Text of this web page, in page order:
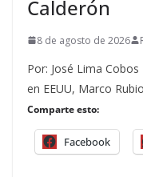
Calderón
8 de agosto de 2026
Por: José Lima
en EEUU, Marco
Comparte esto:
Facebook